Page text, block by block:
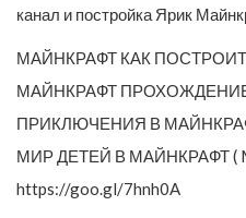
канал и постройка Ярик
МАЙНКРАФТ КАК
МАЙНКРАФТ ПРОХОЖДЕНИЕ
ПРИКЛЮЧЕНИЯ В
МИР ДЕТЕЙ В МАЙНКРАФТ (
https://goo.gl/7hnh0A